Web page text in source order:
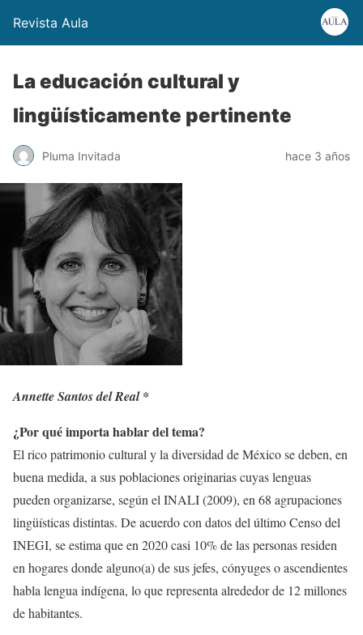
Revista Aula
La educación cultural y
lingüísticamente pertinente
Pluma Invitada hace 3 años
Annette Santos del Real *
¿Por qué importa hablar del tema?
El rico patrimonio cultural y la diversidad de México se deben, en
buena medida, a sus poblaciones originarias cuyas lenguas
pueden organizarse, según el INALI (2009), en 68 agrupaciones
lingüísticas distintas. De acuerdo con datos del último Censo del
INEGI, se estima que en 2020 casi 10% de las personas residen
en hogares donde alguno(a) de sus jefes, cónyuges o ascendientes
habla lengua indígena, lo que representa alrededor de 12 millones
de habitantes.